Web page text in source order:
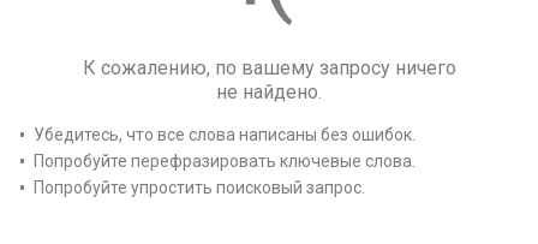
К сожалению, по вашему запросу ничего
не найдено.
Убедитесь, что все слова написаны без ошибок.
Попробуйте перефразировать ключевые слова.
Попробуйте упростить поисковый запрос.